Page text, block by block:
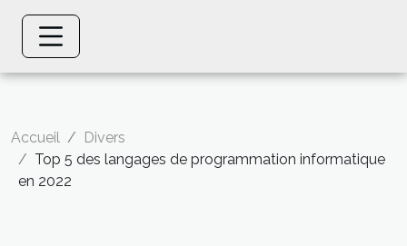
Accueil
Divers
Top 5 des langages de programmation informatique
en 2022